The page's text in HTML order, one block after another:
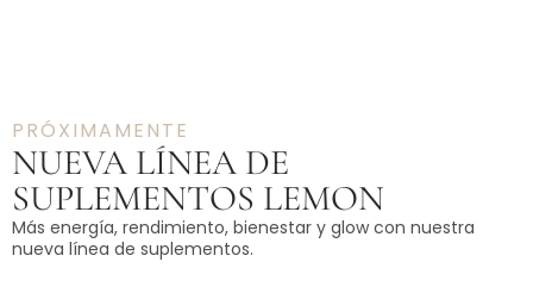
PRÓXIMAMENTE
NUEVA LÍNEA DE
SUPLEMENTOS LEMON
Más energía, rendimiento, bienestar y glow con nuestra
nueva línea de suplementos.